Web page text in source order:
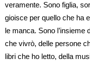
veramente. Sono figlia,
gioisce per quello che ha
le manca. Sono l’insieme
che vivrò, delle persone
libri che ho letto, della